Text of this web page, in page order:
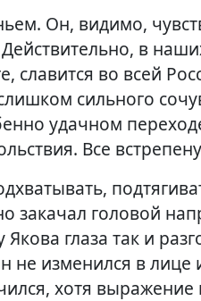
Он, видимо,
в
славится во всей
сильного
удачном
Все
закачал головой
глаза так и
изменился в лице
хотя выражение